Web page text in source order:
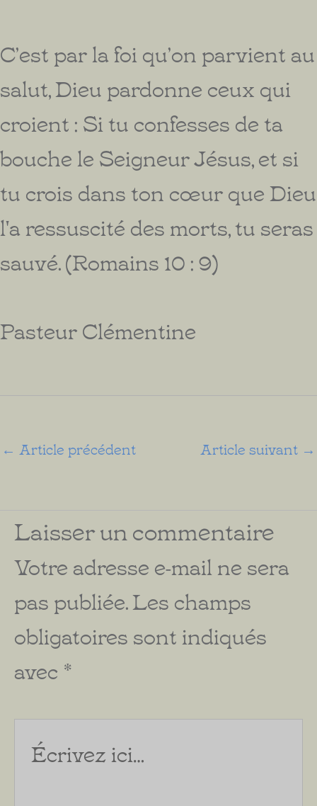
C’est par la foi qu’on parvient au
salut, Dieu pardonne ceux qui
croient : Si tu confesses de ta
bouche le Seigneur Jésus, et si
tu crois dans ton cœur que Dieu
l'a ressuscité des morts, tu seras
sauvé. (Romains 10 : 9)
Pasteur Clémentine
← Article précédent Article suivant →
Laisser un commentaire
Votre adresse e-mail ne sera
pas publiée.Les champs
obligatoires sont indiqués
avec *
Écrivez
ici…